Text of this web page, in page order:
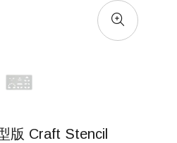
版 Craft Stencil